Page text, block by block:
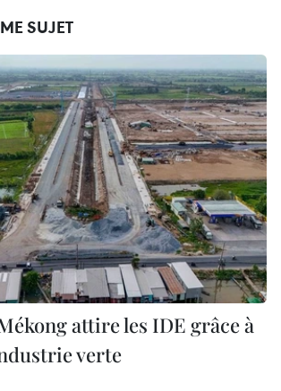
SUJET
attire les IDE grâce à
verte